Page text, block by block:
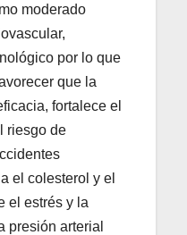
moderado
por lo que
que la
fortalece el
riesgo de
el colesterol y el
el estrés y la
presión arterial